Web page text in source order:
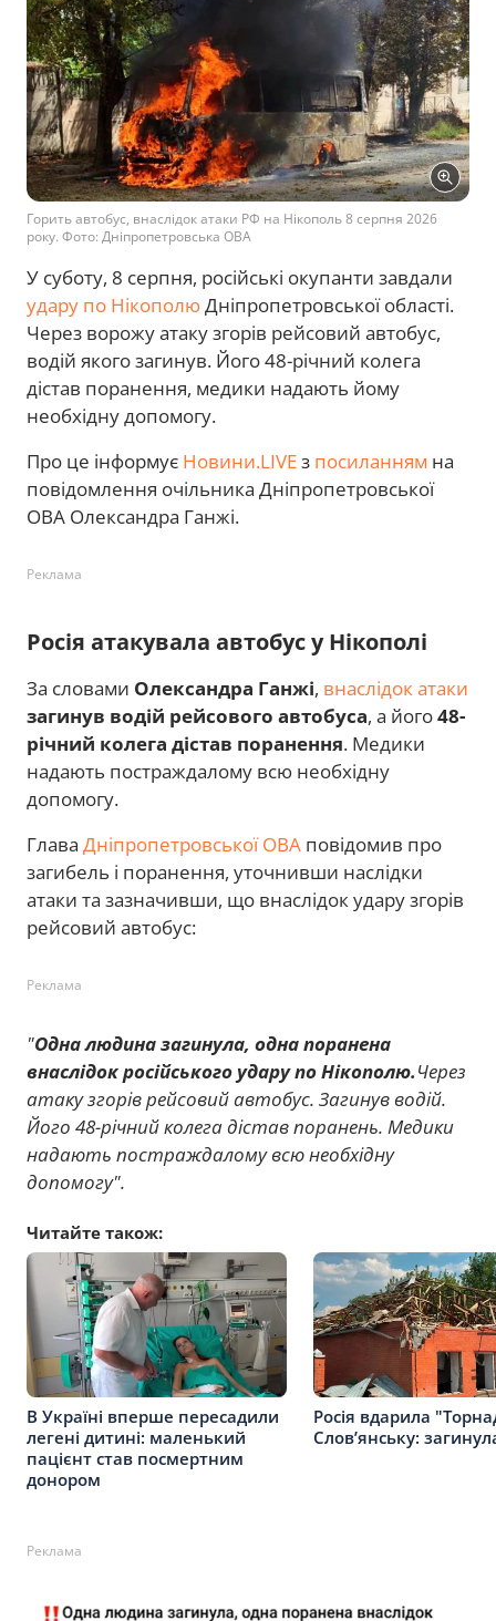
Горить автобус, внаслідок атаки РФ на Нікополь 8 серпня 2026
року. Фото: Дніпропетровська ОВА
У суботу, 8 серпня, російські окупанти завдали
удару по НікополюДніпропетровської області.
Через ворожу атаку згорів рейсовий автобус,
водій якого загинув. Його 48-річний колега
дістав поранення, медики надають йому
необхідну допомогу.
Про це інформує Новини.LIVEз посиланням на
повідомлення очільника Дніпропетровської
ОВА Олександра Ганжі.
Реклама
Росія атакувала автобус у Нікополі
За словами Олександра Ганжі, внаслідок атаки
загинув водій рейсового автобуса, а його48-
річний колега дістав поранення. Медики
надають постраждалому всю необхідну
допомогу.
Глава Дніпропетровської ОВА повідомив про
загибель і поранення, уточнивши наслідки
атаки та зазначивши, що внаслідок удару згорів
рейсовий автобус:
Реклама
"Одна людина загинула, одна поранена
внаслідок російського удару по Нікополю.Через
атаку згорів рейсовий автобус. Загинув водій.
Його 48-річний колега дістав поранень. Медики
надають постраждалому всю необхідну
допомогу".
Читайте також:
В Україні вперше пересадили
легені дитині: маленький
пацієнт став посмертним
донором
Росія вдарила
Слов’янську:
Реклама